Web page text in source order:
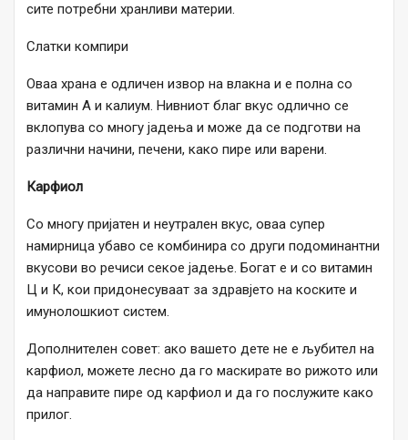
сите потребни хранливи материи.
Слатки компири
Оваа храна е одличен извор на влакна и е полна со
витамин А и калиум. Нивниот благ вкус одлично се
вклопува со многу јадења и може да се подготви на
различни начини, печени, како пире или варени.
Карфиол
Со многу пријатен и неутрален вкус, оваа супер
намирница убаво се комбинира со други подоминантни
вкусови во речиси секое јадење. Богат е и со витамин
Ц и К, кои придонесуваат за здравјето на коските и
имунолошкиот систем.
Дополнителен совет: ако вашето дете не е љубител на
карфиол, можете лесно да го маскирате во рижото или
да направите пире од карфиол и да го послужите како
прилог.